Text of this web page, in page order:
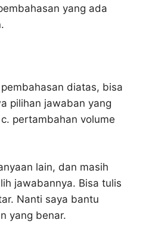
yang ada
diatas, bisa
pilihan jawaban yang
pertambahan volume
lain, dan masih
jawabannya. Bisa tulis
Nanti saya bantu
yang benar.